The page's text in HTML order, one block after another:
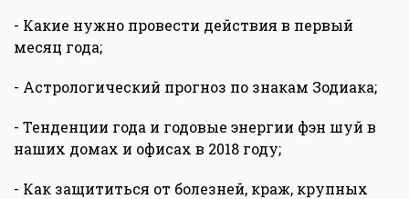
- Какие нужно провести действия в первый
месяц года;
- Астрологический прогноз по знакам Зодиака;
- Тенденции года и годовые энергии фэн шуй в
наших домах и офисах в 2018 году;
- Как защититься от болезней, краж, крупных